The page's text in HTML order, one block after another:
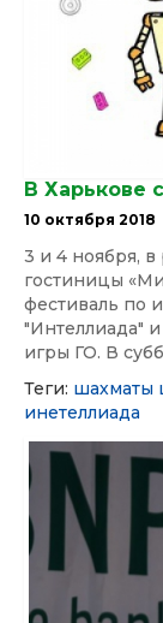
В Харькове
10 октября 2018
3 и 4 ноября, в
гостиницы
фестиваль по
"Интеллиада"
игры ГО. В
Теги: шахматы
инетеллиада